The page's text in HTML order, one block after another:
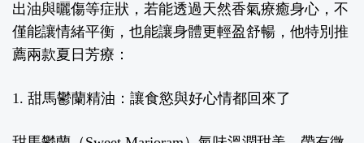
出油與曬傷等症狀，若能透過天然香氣療癒身心，不
僅能讓情緒平衡，也能讓身體更輕盈舒暢，他特別推
薦兩款夏日芳療：
1. 甜馬鬱蘭精油：讓食慾與好心情都回來了